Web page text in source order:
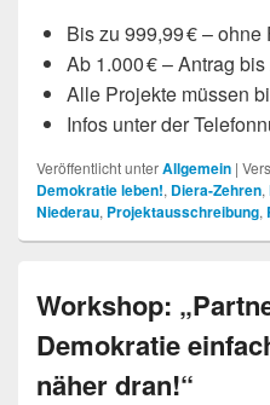
Bis zu 999,99 € – ohne
Ab 1.000 € – Antrag
Alle Projekte müssen
Infos unter der
Veröffentlicht unterAllgemein |
Demokratie leben!, Diera-Zehren,
Niederau, Projektausschreibung,
Workshop:
Demokratie
näher dran!“